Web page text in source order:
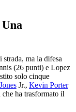
Una
ma la difesa
(26 punti) e Lopez
solo cinque
Jr., Kevin Porter
ha trasformato il